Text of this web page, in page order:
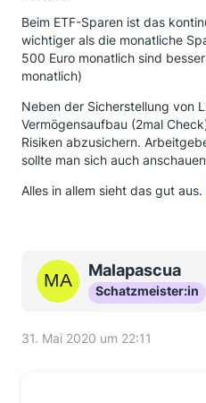
Beim ETF-Sparen ist das
wichtiger als die monatliche
500 Euro monatlich sind
monatlich)
Neben der Sicherstellung von
Vermögensaufbau (2mal
Risiken abzusichern.
sollte man sich auch
Alles in allem sieht das gut aus.
Malapascua
Schatzmeister:in
31. Mai 2020 um 22:11